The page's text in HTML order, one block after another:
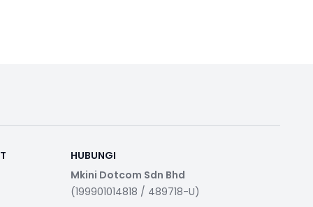
HUBUNGI
Mkini Dotcom Sdn Bhd
(199901014818 / 489718-U)